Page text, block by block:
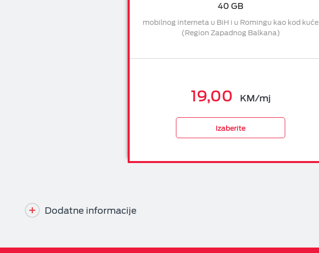
40 GB
mobilnog interneta u BiH i u Romingu kao kod kuće
(Region Zapadnog Balkana)
19,00 KM/mj
Izaberite
Dodatne informacije